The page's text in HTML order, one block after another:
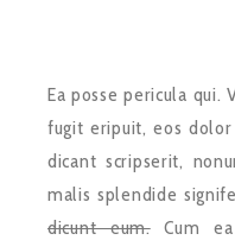
Ea posse pericula qui.
fugit eripuit, eos
dicant scripserit,
malis splendide
dicunt eum.Cum ea